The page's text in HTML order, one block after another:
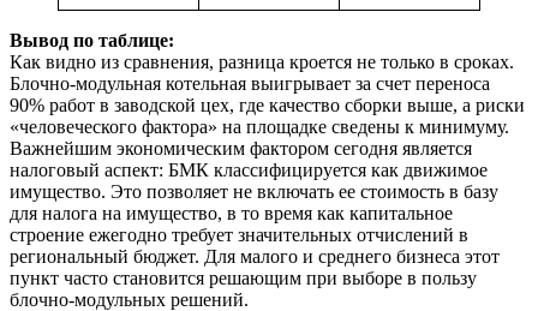
Вывод по таблице:
Как видно из сравнения, разница кроется не только в сроках.
Блочно-модульная котельная выигрывает за счет переноса
90% работ в заводской цех, где качество сборки выше, а риски
«человеческого фактора» на площадке сведены к минимуму.
Важнейшим экономическим фактором сегодня является
налоговый аспект: БМК классифицируется как движимое
имущество. Это позволяет не включать ее стоимость в базу
для налога на имущество, в то время как капитальное
строение ежегодно требует значительных отчислений в
региональный бюджет. Для малого и среднего бизнеса этот
пункт часто становится решающим при выборе в пользу
блочно-модульных решений.